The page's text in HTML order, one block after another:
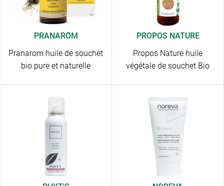
PRANARÔM
Pranarom huile de souchet
bio pure et naturelle
PROPOS NATURE
Propos Nature huile
végétale de souchet Bio